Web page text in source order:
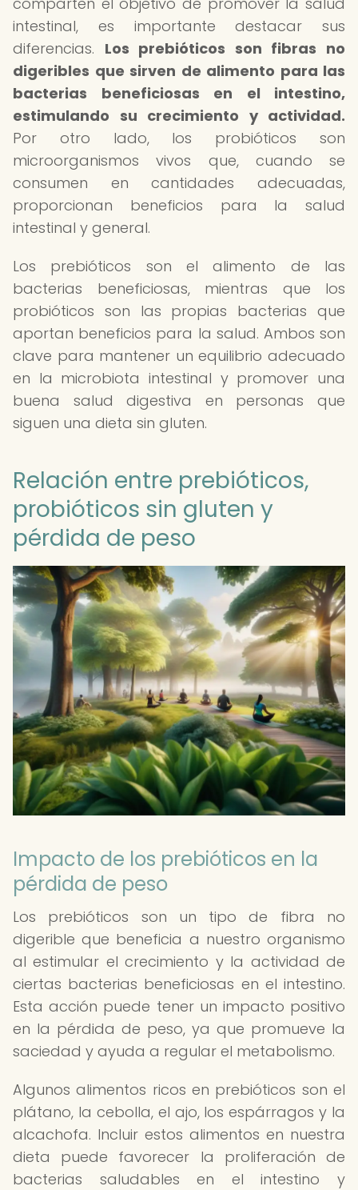
intestinal, es importante destacar sus
diferencias. Los prebióticos son fibras no
digeribles que sirven de alimento para las
bacterias beneficiosas en el intestino,
estimulando su crecimiento y actividad.
Por otro lado, los probióticos son
microorganismos vivos que, cuando se
consumen en cantidades adecuadas,
proporcionan beneficios para la salud
intestinal y general.
Los prebióticos son el alimento de las
bacterias beneficiosas, mientras que los
probióticos son las propias bacterias que
aportan beneficios para la salud. Ambos son
clave para mantener un equilibrio adecuado
en la microbiota intestinal y promover una
buena salud digestiva en personas que
siguen una dieta sin gluten.
Relación entre prebióticos,
probióticos sin gluten y
pérdida de peso
Impacto de los prebióticos en la
pérdida de peso
Los prebióticos son un tipo de fibra no
digerible que beneficia a nuestro organismo
al estimular el crecimiento y la actividad de
ciertas bacterias beneficiosas en el intestino.
Esta acción puede tener un impacto positivo
en la pérdida de peso, ya que promueve la
saciedad y ayuda a regular el metabolismo.
Algunos alimentos ricos en prebióticos son el
plátano, la cebolla, el ajo, los espárragos y la
alcachofa. Incluir estos alimentos en nuestra
dieta puede favorecer la proliferación de
bacterias saludables en el intestino y